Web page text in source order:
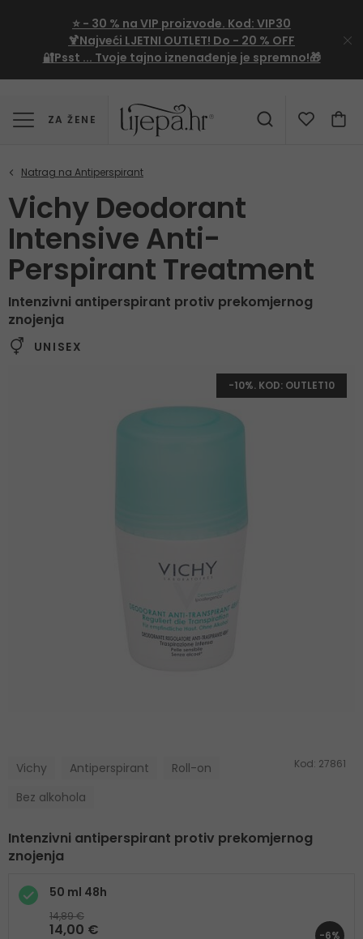
⭐ - 30 % na VIP proizvode. Kod: VIP30
🍹Najveći LJETNI OUTLET! Do - 20 % OFF
🔐Psst ... Tvoje tajno iznenađenje je spremno!🎁
ZA ŽENE
Vichy Deodorant
Intensive Anti-
Perspirant Treatment
Intenzivni antiperspirant protiv prekomjernog
znojenja
UNISEX
-10%. KOD: OUTLET10
Vichy Antiperspirant
Roll-on
Bez alkohola
Kod: 27861
Intenzivni antiperspirant protiv prekomjernog
znojenja
50 ml 48h
14,89 €
14,00 € -6%